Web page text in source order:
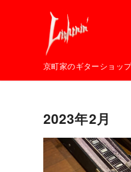
京町家のギターショッ
2023年2月